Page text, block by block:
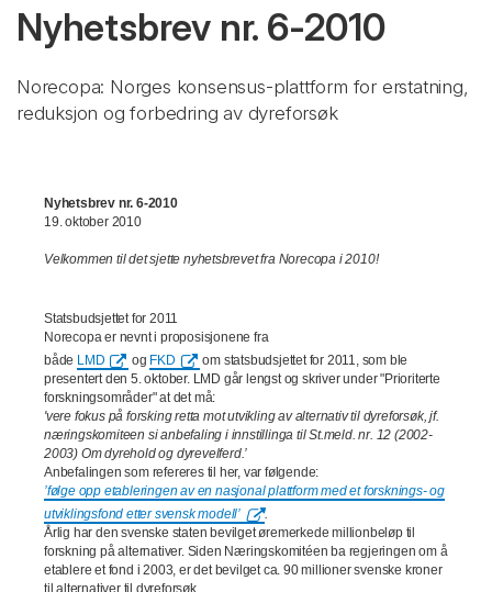
Nyhetsbrev nr. 6-2010
Norecopa: Norges konsensus-plattform for erstatning,
reduksjon og forbedring av dyreforsøk
Nyhetsbrev nr. 6-2010
19. oktober 2010
Velkommen til det sjette nyhetsbrevet fra Norecopa i 2010!
Statsbudsjettet for 2011
Norecopa er nevnt i proposisjonene fra
både LMD og FKD
om statsbudsjettet for 2011, som ble
presentert den 5. oktober. LMD går lengst og skriver under "Prioriterte
forskningsområder" at det må:
'vere fokus på forsking retta mot utvikling av alternativ til dyreforsøk, jf.
næringskomiteen si anbefaling i innstillinga til St.meld. nr. 12 (2002-
2003) Om dyrehold og dyrevelferd.’
Anbefalingen som refereres til her, var følgende:
’følge opp etableringen av en nasjonal plattform med et forsknings- og
utviklingsfond etter svensk modell’
.
Årlig har den svenske staten bevilget øremerkede millionbeløp til
forskning på alternativer. Siden Næringskomitéen ba regjeringen om å
etablere et fond i 2003, er det bevilget ca. 90 millioner svenske kroner
til alternativer til dyreforsøk.